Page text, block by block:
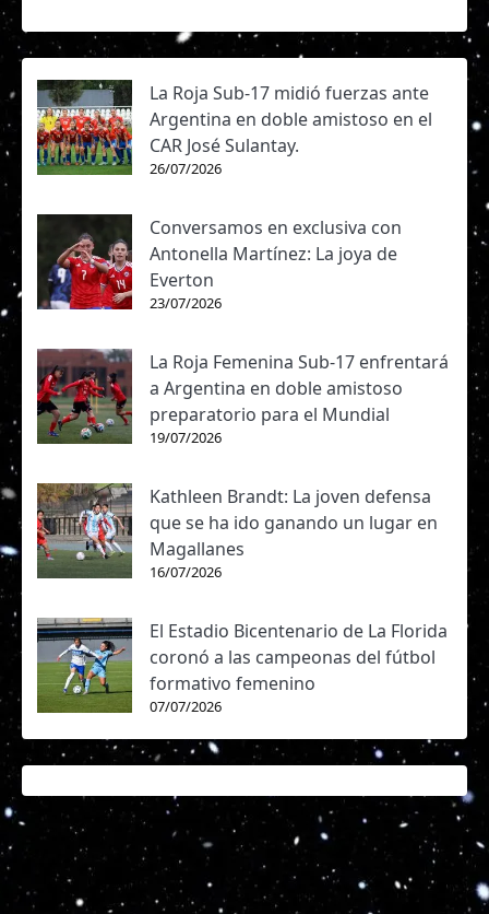
La Roja Sub-17 midió fuerzas ante
Argentina en doble amistoso en el
CAR José Sulantay.
26/07/2026
Conversamos en exclusiva con
Antonella Martínez: La joya de
Everton
23/07/2026
La Roja Femenina Sub-17 enfrentará
a Argentina en doble amistoso
preparatorio para el Mundial
19/07/2026
Kathleen Brandt: La joven defensa
que se ha ido ganando un lugar en
Magallanes
16/07/2026
El Estadio Bicentenario de La Florida
coronó a las campeonas del fútbol
formativo femenino
07/07/2026